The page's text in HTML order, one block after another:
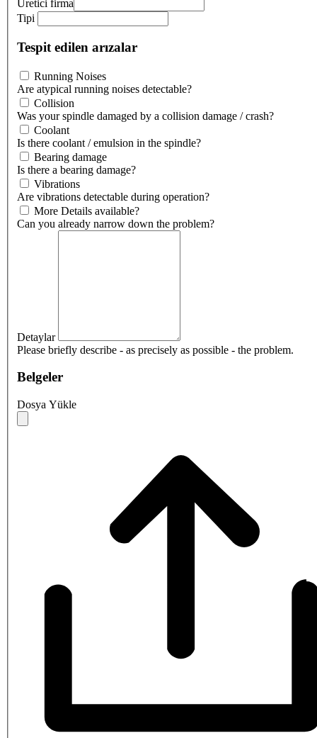
Üretici firma
Tipi
Tespit edilen arızalar
Running Noises
Are atypical running noises detectable?
Collision
Was your spindle damaged by a collision damage / crash?
Coolant
Is there coolant / emulsion in the spindle?
Bearing damage
Is there a bearing damage?
Vibrations
Are vibrations detectable during operation?
More Details available?
Can you already narrow down the problem?
Detaylar
Please briefly describe - as precisely as possible - the problem.
Belgeler
Dosya Yükle